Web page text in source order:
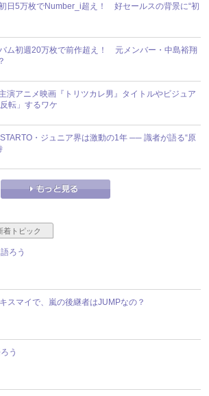
初日5万枚でNumber_i超え！ 好セールスの背景に“初
ム初週20万枚で前作超え！ 元メンバー・中島裕翔
演アニメ映画『トリツカレ男』タイトルやビジュア
転」するワケ
・ジュニア界は激動の1年 ── 識者が語る“原
着トピック
ろう
スマイで、嵐の後継者はJUMPなの？
う